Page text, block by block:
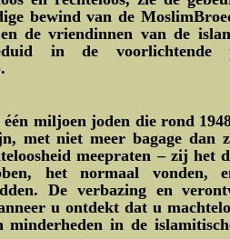
bewind van de
de vriendinnen van de
in de voorlichtende
één miljoen joden die rond
met niet meer bagage dan
meepraten – zij het
het normaal vonden,
De verbazing en
u ontdekt dat u
minderheden in de